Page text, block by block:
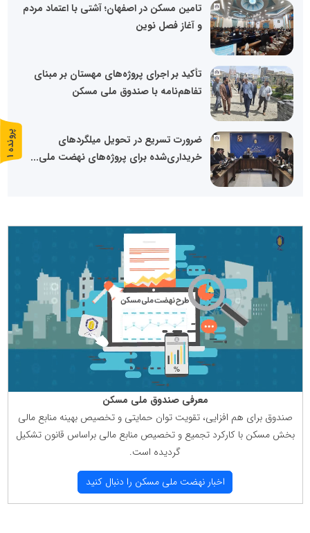
تامین مسکن در اصفهان؛ آشتی با اعتماد مردم
و آغاز فصل نوین
تأکید بر اجرای پروژه‌های مهستان بر مبنای
تفاهم‌نامه با صندوق ملی مسکن
ضرورت تسریع در تحویل میلگردهای
خریداری‌شده برای پروژه‌های نهضت ملی...
معرفی صندوق ملی مسكن
صندوق برای هم افزایی، تقویت توان حمایتی و تخصیص بهینه منابع مالی
بخش مسكن با كاركرد تجمیع و تخصیص منابع مالی براساس قانون تشكیل
گردیده است.
اخبار نهضت ملی مسكن را دنبال كنید
پ
ر
و
ن
د
ه
1